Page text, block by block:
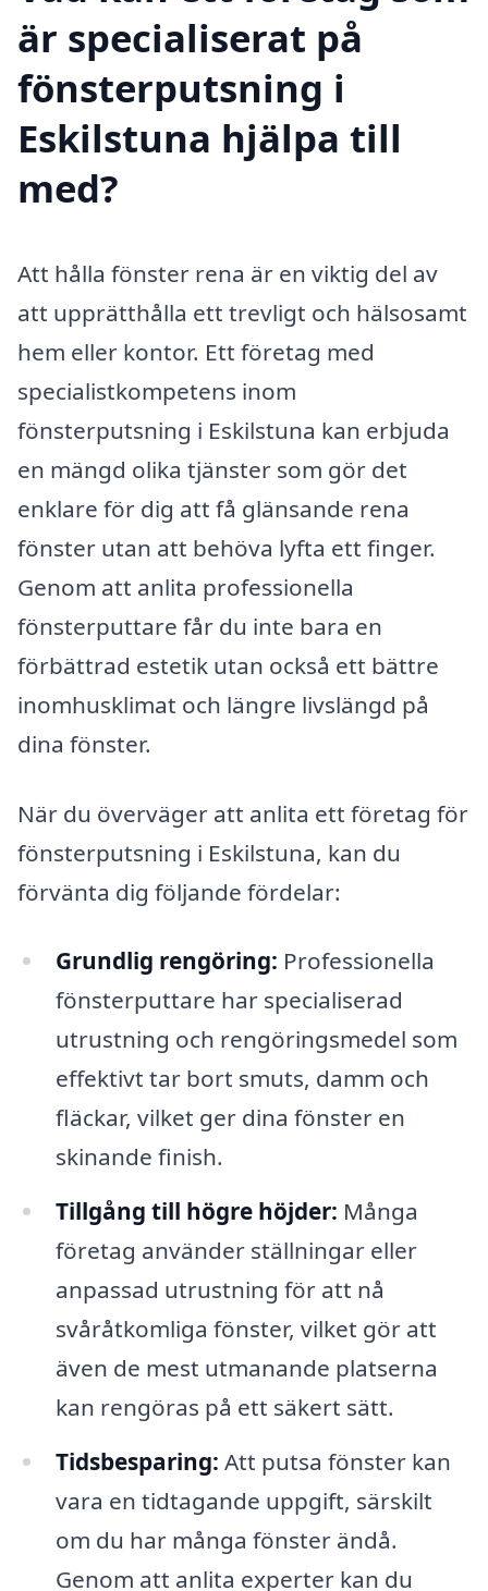
är specialiserat på
fönsterputsning i
Eskilstuna hjälpa till
med?
Att hålla fönster rena är en viktig del av
att upprätthålla ett trevligt och hälsosamt
hem eller kontor. Ett företag med
specialistkompetens inom
fönsterputsning i Eskilstuna kan erbjuda
en mängd olika tjänster som gör det
enklare för dig att få glänsande rena
fönster utan att behöva lyfta ett finger.
Genom att anlita professionella
fönsterputtare får du inte bara en
förbättrad estetik utan också ett bättre
inomhusklimat och längre livslängd på
dina fönster.
När du överväger att anlita ett företag för
fönsterputsning i Eskilstuna, kan du
förvänta dig följande fördelar:
Grundlig rengöring: Professionella
fönsterputtare har specialiserad
utrustning och rengöringsmedel som
effektivt tar bort smuts, damm och
fläckar, vilket ger dina fönster en
skinande finish.
Tillgång till högre höjder: Många
företag använder ställningar eller
anpassad utrustning för att nå
svåråtkomliga fönster, vilket gör att
även de mest utmanande platserna
kan rengöras på ett säkert sätt.
Tidsbesparing: Att putsa fönster kan
vara en tidtagande uppgift, särskilt
om du har många fönster ändå.
Genom att anlita experter kan du